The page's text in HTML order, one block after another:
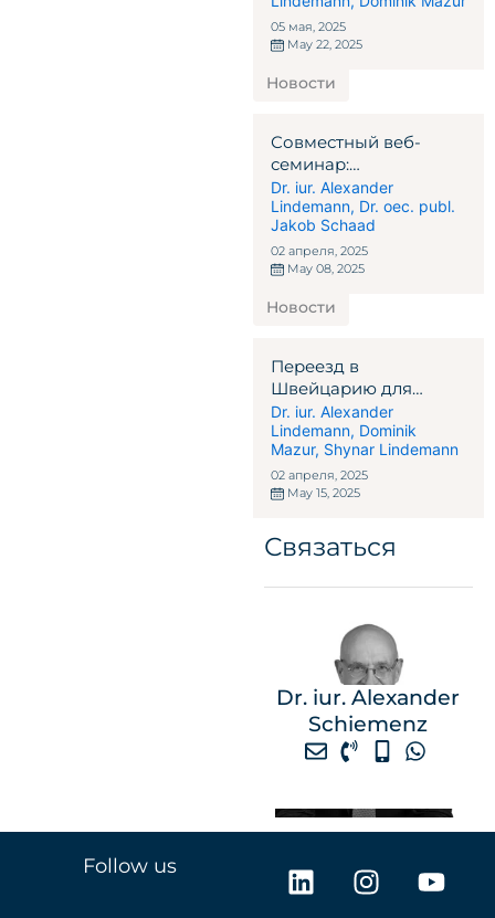
проверкам для
управляющих
Швейцарии и
клиентов
05 мая, 2025
May 22, 2025
Новости
Совместный веб-
семинар:
Восстановление
Украины -
структурирование и
поддержка
Dr. iur. Alexander
Lindemann, Dr. oec. publ.
Jakob Schaad
02 апреля, 2025
May 08, 2025
Новости
Переезд в
Швейцарию для
предпринимателей,
инвесторов,
состоятельных людей
и семей
Dr. iur. Alexander
Lindemann, Dominik
Mazur, Shynar Lindemann
02 апреля, 2025
May 15, 2025
Связаться
Dr. iur. Alexander
Schiemenz
Follow us
L
i
I
n
Y
o